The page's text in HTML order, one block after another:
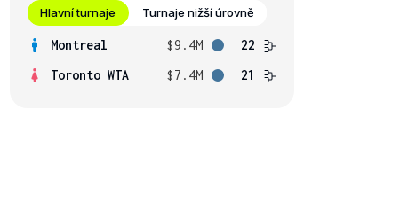
Hlavní turnaje Turnaje nižší úrovně
Montreal $9.4M
22
Toronto WTA
$7.4M 21